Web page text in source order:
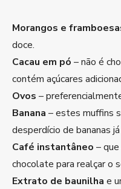
Morangos e
doce.
Cacau em pó – não é
contém açúcares
Ovos –
Banana – estes muffins
desperdício de bananas
Café instantâneo –
chocolate para realçar o
Extrato de baunilha e